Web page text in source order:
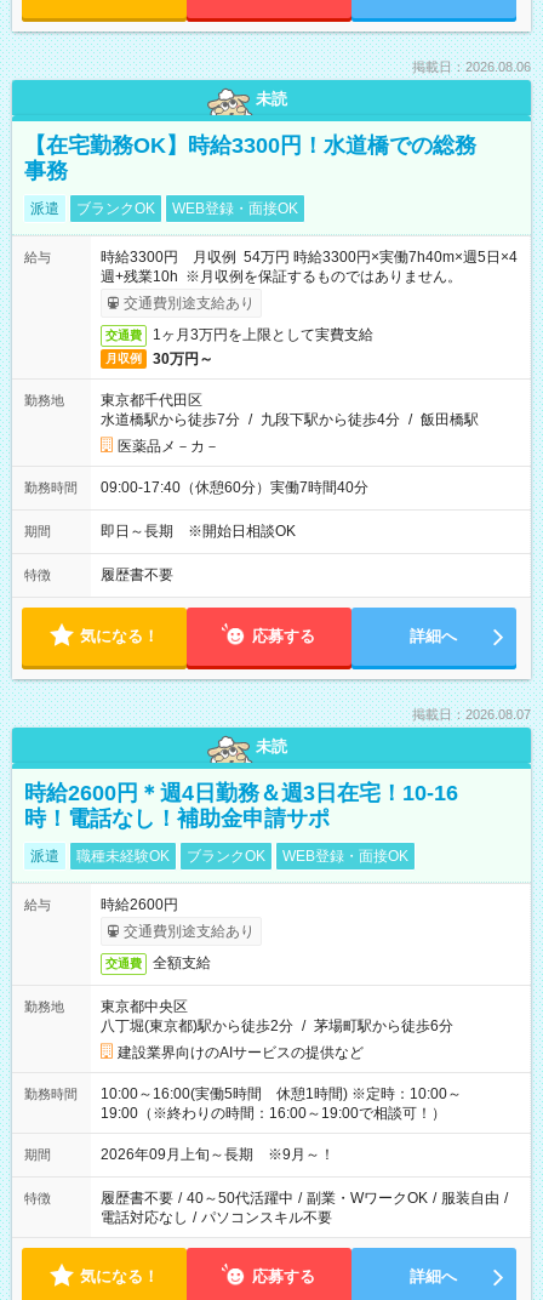
掲載日：2026.08.06
未読
【在宅勤務OK】時給3300円！水道橋での総務
事務
派遣 ブランクOK WEB登録・面接OK
給与
時給3300円 月収例 54万円 時給3300円×実働7h40m×週5日×4
週+残業10h ※月収例を保証するものではありません。
交通費別途支給あり
交通費 1ヶ月3万円を上限として実費支給
月収例 30万円～
勤務地
東京都千代田区
水道橋駅から徒歩7分 / 九段下駅から徒歩4分 / 飯田橋駅
医薬品メ－カ－
勤務時間 09:00-17:40（休憩60分）実働7時間40分
期間 即日～長期 ※開始日相談OK
特徴 履歴書不要
気になる！ 応募する 詳細へ
掲載日：2026.08.07
未読
時給2600円＊週4日勤務＆週3日在宅！10-16
時！電話なし！補助金申請サポ
派遣 職種未経験OK ブランクOK WEB登録・面接OK
給与
時給2600円
交通費別途支給あり
交通費 全額支給
勤務地
東京都中央区
八丁堀(東京都)駅から徒歩2分 / 茅場町駅から徒歩6分
建設業界向けのAIサービスの提供など
勤務時間
10:00～16:00(実働5時間 休憩1時間) ※定時：10:00～
19:00（※終わりの時間：16:00～19:00で相談可！）
期間 2026年09月上旬～長期 ※9月～！
特徴 履歴書不要 / 40～50代活躍中 / 副業・WワークOK / 服装自由 /
電話対応なし / パソコンスキル不要
気になる！ 応募する 詳細へ